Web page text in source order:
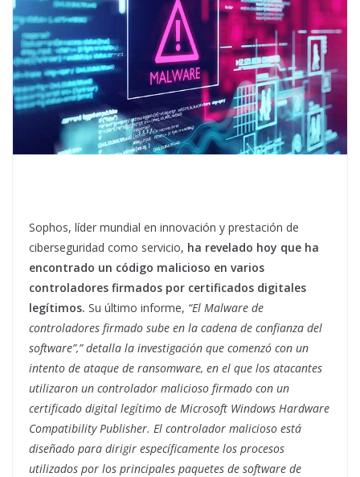
Sophos, líder mundial en innovación y prestación de
ciberseguridad como servicio, ha revelado hoy que ha
encontrado un código malicioso en varios
controladores firmados por certificados digitales
legítimos. Su último informe, “El Malware de
controladores firmado sube en la cadena de confianza del
software”,” detalla la investigación que comenzó con un
intento de ataque de ransomware, en el que los atacantes
utilizaron un controlador malicioso firmado con un
certificado digital legítimo de Microsoft Windows Hardware
Compatibility Publisher. El controlador malicioso está
diseñado para dirigir específicamente los procesos
utilizados por los principales paquetes de software de